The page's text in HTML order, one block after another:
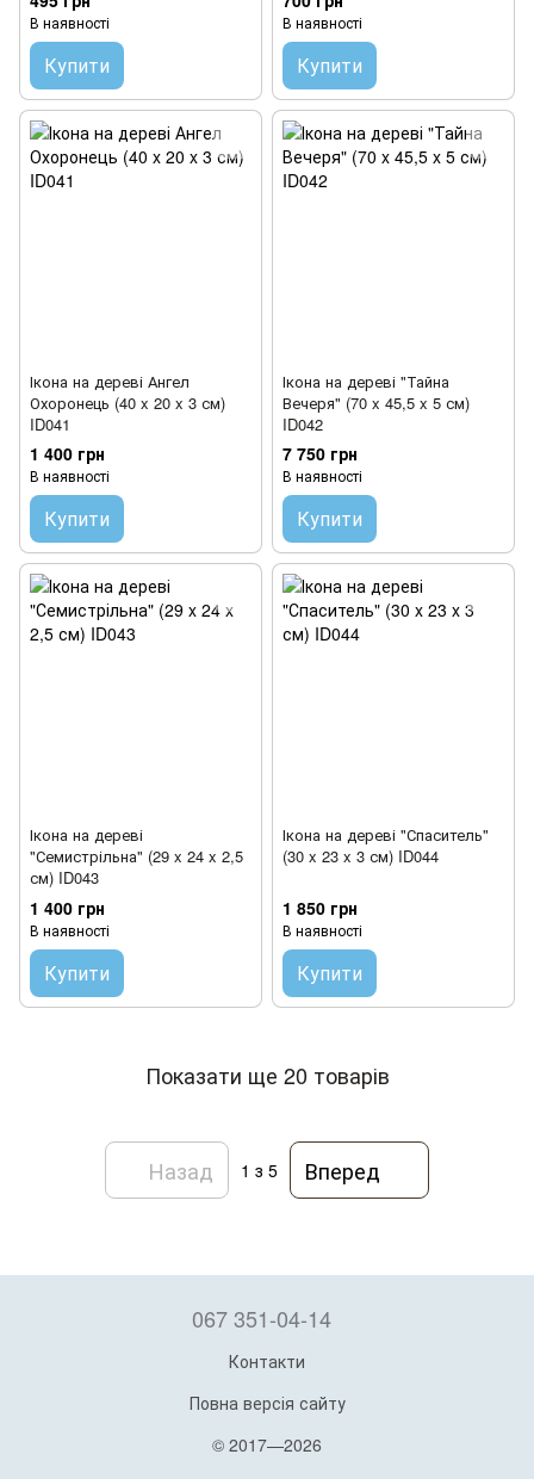
В наявності
Купити
В наявності
Купити
Ікона на дереві Ангел
Охоронець (40 x 20 x 3 см)
ID041
1 400 грн
В наявності
Купити
Ікона на дереві "Тайна
Вечеря" (70 x 45,5 x 5 см)
ID042
7 750 грн
В наявності
Купити
Ікона на дереві
"Семистрільна" (29 x 24 x 2,5
см) ID043
1 400 грн
В наявності
Купити
Ікона на дереві "Спаситель"
(30 x 23 x 3 см) ID044
1 850 грн
В наявності
Купити
Показати ще 20 товарів
Назад 1 з 5 Вперед
067 351-04-14
Контакти
Повна версія сайту
© 2017—2026